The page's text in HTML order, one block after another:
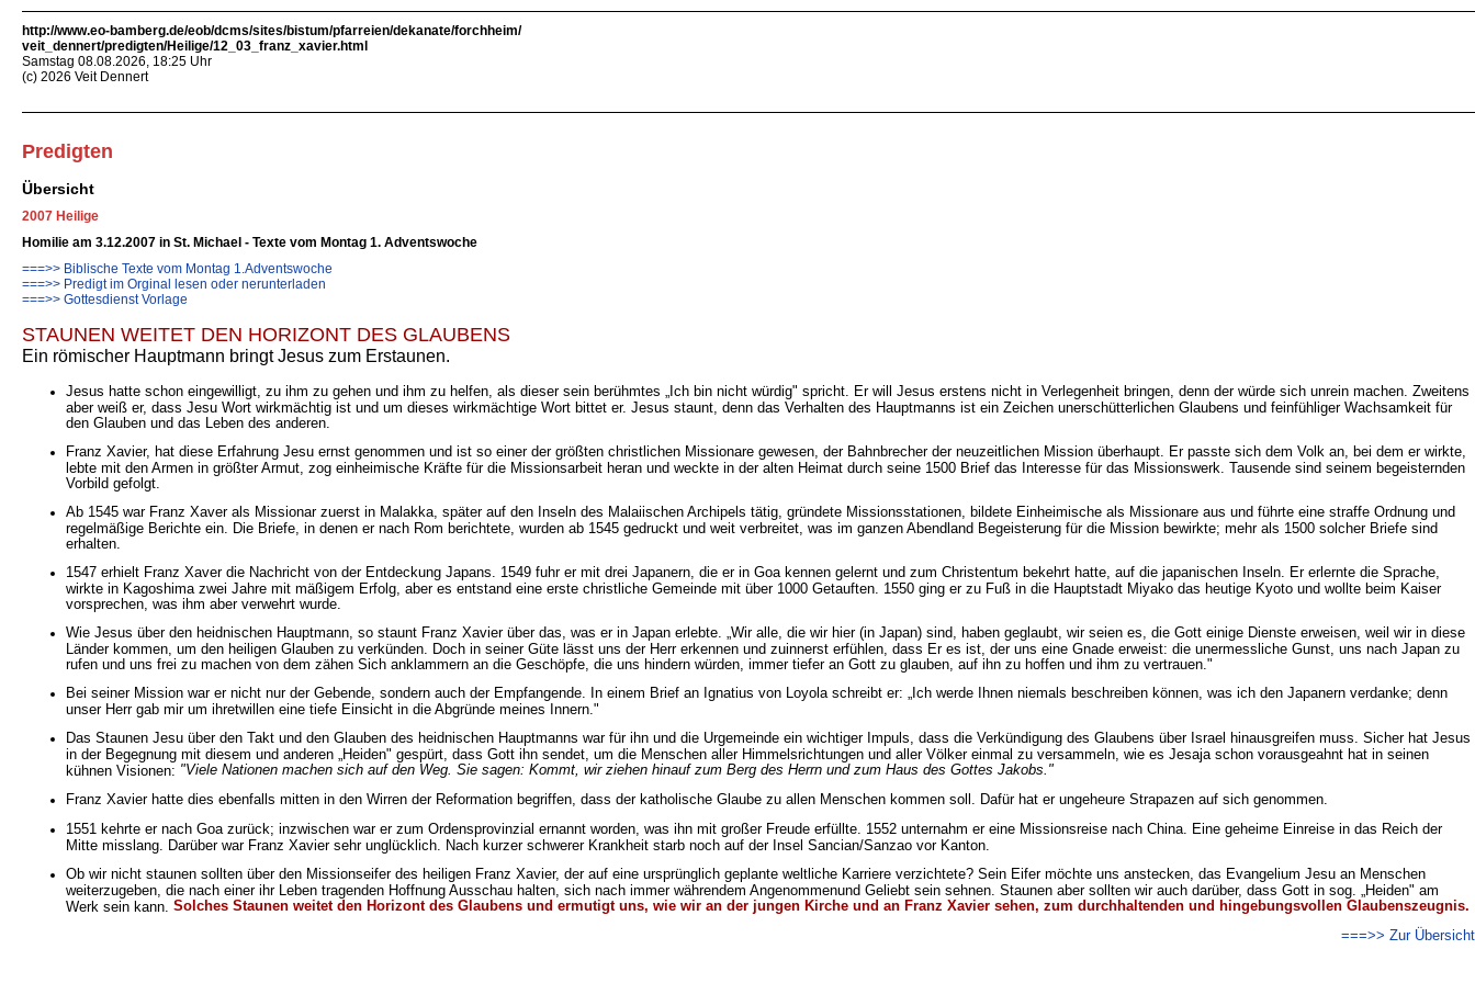
http://www.eo-bamberg.de/eob/dcms/sites/bistum/pfarreien/dekanate/forchheim/
veit_dennert/predigten/Heilige/12_03_franz_xavier.html
Samstag 08.08.2026, 18:25 Uhr
(c) 2026 Veit Dennert
Predigten
Übersicht
2007 Heilige
Homilie am 3.12.2007 in St. Michael - Texte vom Montag 1. Adventswoche
===>> Biblische Texte vom Montag 1.Adventswoche
===>> Predigt im Orginal lesen oder nerunterladen
===>> Gottesdienst Vorlage
STAUNEN WEITET DEN HORIZONT DES GLAUBENS
Ein römischer Hauptmann bringt Jesus zum Erstaunen.
Jesus hatte schon eingewilligt, zu ihm zu gehen und ihm zu helfen, als dieser sein berühmtes „Ich bin nicht würdig" spricht. Er will Jesus erstens nicht in Verlegenheit bringen, denn der würde sich unrein machen. Zweitens
aber weiß er, dass Jesu Wort wirkmächtig ist und um dieses wirkmächtige Wort bittet er. Jesus staunt, denn das Verhalten des Hauptmanns ist ein Zeichen unerschütterlichen Glaubens und feinfühliger Wachsamkeit für
den Glauben und das Leben des anderen.
Franz Xavier, hat diese Erfahrung Jesu ernst genommen und ist so einer der größten christlichen Missionare gewesen, der Bahnbrecher der neuzeitlichen Mission überhaupt. Er passte sich dem Volk an, bei dem er wirkte,
lebte mit den Armen in größter Armut, zog einheimische Kräfte für die Missionsarbeit heran und weckte in der alten Heimat durch seine 1500 Brief das Interesse für das Missionswerk. Tausende sind seinem begeisternden
Vorbild gefolgt.
Ab 1545 war Franz Xaver als Missionar zuerst in Malakka, später auf den Inseln des Malaiischen Archipels tätig, gründete Missionsstationen, bildete Einheimische als Missionare aus und führte eine straffe Ordnung und
regelmäßige Berichte ein. Die Briefe, in denen er nach Rom berichtete, wurden ab 1545 gedruckt und weit verbreitet, was im ganzen Abendland Begeisterung für die Mission bewirkte; mehr als 1500 solcher Briefe sind
erhalten.
1547 erhielt Franz Xaver die Nachricht von der Entdeckung Japans. 1549 fuhr er mit drei Japanern, die er in Goa kennen gelernt und zum Christentum bekehrt hatte, auf die japanischen Inseln. Er erlernte die Sprache,
wirkte in Kagoshima zwei Jahre mit mäßigem Erfolg, aber es entstand eine erste christliche Gemeinde mit über 1000 Getauften. 1550 ging er zu Fuß in die Hauptstadt Miyako das heutige Kyoto und wollte beim Kaiser
vorsprechen, was ihm aber verwehrt wurde.
Wie Jesus über den heidnischen Hauptmann, so staunt Franz Xavier über das, was er in Japan erlebte. „Wir alle, die wir hier (in Japan) sind, haben geglaubt, wir seien es, die Gott einige Dienste erweisen, weil wir in diese
Länder kommen, um den heiligen Glauben zu verkünden. Doch in seiner Güte lässt uns der Herr erkennen und zuinnerst erfühlen, dass Er es ist, der uns eine Gnade erweist: die unermessliche Gunst, uns nach Japan zu
rufen und uns frei zu machen von dem zähen Sich anklammern an die Geschöpfe, die uns hindern würden, immer tiefer an Gott zu glauben, auf ihn zu hoffen und ihm zu vertrauen."
Bei seiner Mission war er nicht nur der Gebende, sondern auch der Empfangende. In einem Brief an Ignatius von Loyola schreibt er: „Ich werde Ihnen niemals beschreiben können, was ich den Japanern verdanke; denn
unser Herr gab mir um ihretwillen eine tiefe Einsicht in die Abgründe meines Innern."
Das Staunen Jesu über den Takt und den Glauben des heidnischen Hauptmanns war für ihn und die Urgemeinde ein wichtiger Impuls, dass die Verkündigung des Glaubens über Israel hinausgreifen muss. Sicher hat Jesus
in der Begegnung mit diesem und anderen „Heiden" gespürt, dass Gott ihn sendet, um die Menschen aller Himmelsrichtungen und aller Völker einmal zu versammeln, wie es Jesaja schon vorausgeahnt hat in seinen
kühnen Visionen: "Viele Nationen machen sich auf den Weg. Sie sagen: Kommt, wir ziehen hinauf zum Berg des Herrn und zum Haus des Gottes Jakobs."
Franz Xavier hatte dies ebenfalls mitten in den Wirren der Reformation begriffen, dass der katholische Glaube zu allen Menschen kommen soll. Dafür hat er ungeheure Strapazen auf sich genommen.
1551 kehrte er nach Goa zurück; inzwischen war er zum Ordensprovinzial ernannt worden, was ihn mit großer Freude erfüllte. 1552 unternahm er eine Missionsreise nach China. Eine geheime Einreise in das Reich der
Mitte misslang. Darüber war Franz Xavier sehr unglücklich. Nach kurzer schwerer Krankheit starb noch auf der Insel Sancian/Sanzao vor Kanton.
Ob wir nicht staunen sollten über den Missionseifer des heiligen Franz Xavier, der auf eine ursprünglich geplante weltliche Karriere verzichtete? Sein Eifer möchte uns anstecken, das Evangelium Jesu an Menschen
weiterzugeben, die nach einer ihr Leben tragenden Hoffnung Ausschau halten, sich nach immer währendem Angenommenund Geliebt sein sehnen. Staunen aber sollten wir auch darüber, dass Gott in sog. „Heiden" am
Werk sein kann. Solches Staunen weitet den Horizont des Glaubens und ermutigt uns, wie wir an der jungen Kirche und an Franz Xavier sehen, zum durchhaltenden und hingebungsvollen Glaubenszeugnis.
===>> Zur Übersicht